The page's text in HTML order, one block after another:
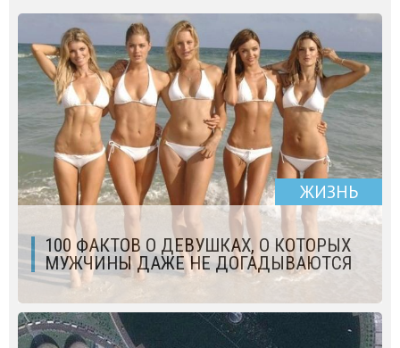
ЖИЗНЬ
100 ФАКТОВ О ДЕВУШКАХ, О КОТОРЫХ
МУЖЧИНЫ ДАЖЕ НЕ ДОГАДЫВАЮТСЯ